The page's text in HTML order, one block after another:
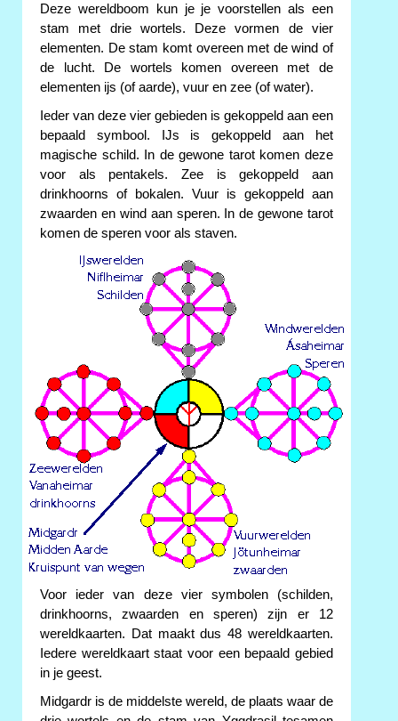
Deze wereldboom kun je je voorstellen als een
stam met drie wortels. Deze vormen de vier
elementen. De stam komt overeen met de wind of
de lucht. De wortels komen overeen met de
elementen ijs (of aarde), vuur en zee (of water).
Ieder van deze vier gebieden is gekoppeld aan een
bepaald symbool. IJs is gekoppeld aan het
magische schild. In de gewone tarot komen deze
voor als pentakels. Zee is gekoppeld aan
drinkhoorns of bokalen. Vuur is gekoppeld aan
zwaarden en wind aan speren. In de gewone tarot
komen de speren voor als staven.
Voor ieder van deze vier symbolen (schilden,
drinkhoorns, zwaarden en speren) zijn er 12
wereldkaarten. Dat maakt dus 48 wereldkaarten.
Iedere wereldkaart staat voor een bepaald gebied
in je geest.
Midgardr is de middelste wereld, de plaats waar de